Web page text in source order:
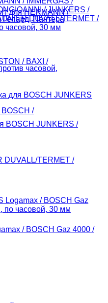
/ JUNKERS /
DUVALL/TERMET /
часовой, 30 мм
BOSCH JUNKERS /
/ BOSCH Gaz 4000 /